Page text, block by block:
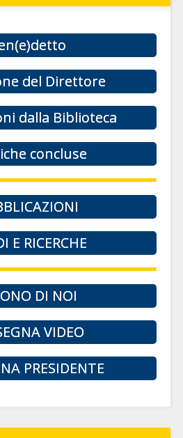
del Direttore
dalla Biblioteca
concluse
E RICERCHE
DI NOI
VIDEO
PRESIDENTE